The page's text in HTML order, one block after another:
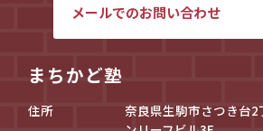
メールでのお問い合わせ
まちかど塾
住所
奈良県生駒市さつき台